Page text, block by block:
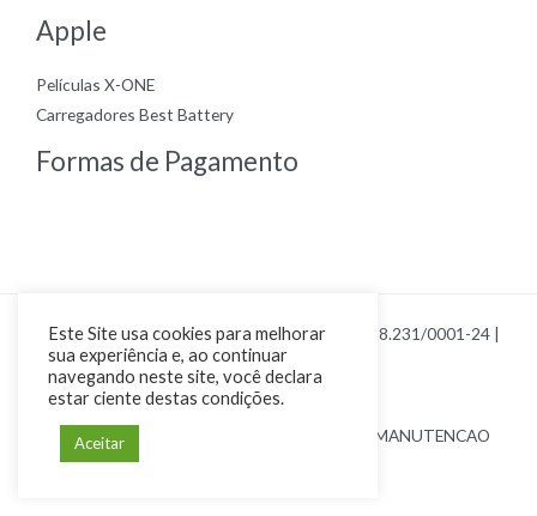
Apple
Películas X-ONE
Carregadores Best Battery
Formas de Pagamento
Copyright © 2026 Loja Smart Cel | CNPJ 23.328.231/0001-24 |
Por Renan Poiani
44 9 9121-0403 | SMART CEL COMERCIO E MANUTENCAO
Este Site usa cookies para melhorar
sua experiência e, ao continuar
navegando neste site, você declara
estar ciente destas condições.
Aceitar